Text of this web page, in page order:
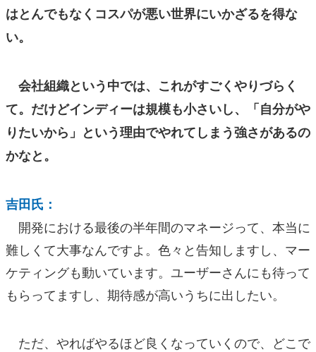
はとんでもなくコスパが悪い世界にいかざるを得な
い。
会社組織という中では、これがすごくやりづらく
て。だけどインディーは規模も小さいし、「自分がや
りたいから」という理由でやれてしまう強さがあるの
かなと。
吉田氏：
開発における最後の半年間のマネージって、本当に
難しくて大事なんですよ。色々と告知しますし、マー
ケティングも動いています。ユーザーさんにも待って
もらってますし、期待感が高いうちに出したい。
ただ、やればやるほど良くなっていくので、どこで